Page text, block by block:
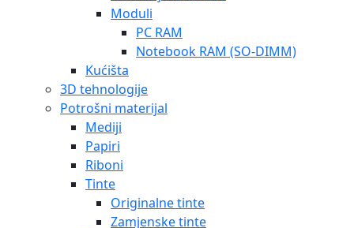
Moduli
PC RAM
Notebook RAM (SO-DIMM)
Kućišta
3D tehnologije
Potrošni materijal
Mediji
Papiri
Riboni
Tinte
Originalne tinte
Zamjenske tinte